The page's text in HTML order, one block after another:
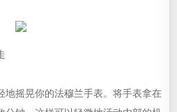
摇晃你的法穆兰手表。将手表拿在